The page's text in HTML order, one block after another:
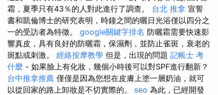
霜，夏季只有43％的人對此進行了調查。 台北 推拿 宣誓
書和凱倫博士的研究表明，時鐘之間的曬日光浴僅以四分之
一的受訪者為特徵。 google關鍵字排名 防曬霜需要快速影
響真皮，具有良好的防曬霜，保濕劑，並防止雀斑，衰老的
斑點或刺激。 經絡按摩教學 但是，出現的問題 記帳士 考
什麼 - 如果臉上有化妝，幾個小時後可以對SPF進行翻新？
台中推拿推薦 僅僅是因為您想在皮膚上塗一層奶油，就可
以從回家的路上卸妝是不切實際的。 seo 為此，已經開發